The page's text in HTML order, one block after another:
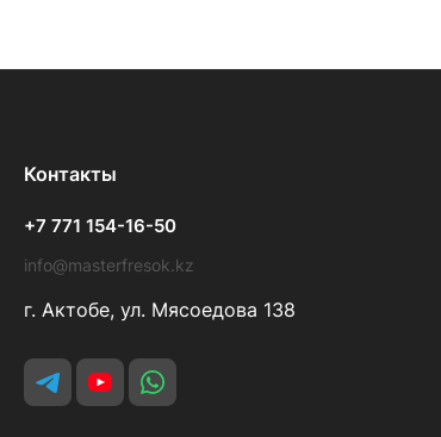
Контакты
+7 771 154-16-50
info@masterfresok.kz
г. Актобе, ул. Мясоедова 138